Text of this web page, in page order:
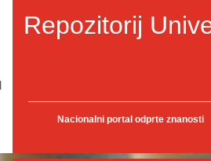
Repozitorij
Nacionalni portal odprte znanosti